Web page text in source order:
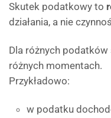
Skutek podatkowy to
działania, a nie
Dla różnych
różnych momentach.
Przykładowo:
w podatku